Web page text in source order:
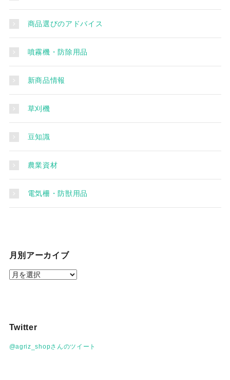
商品選びのアドバイス
噴霧機・防除用品
新商品情報
草刈機
豆知識
農業資材
電気柵・防獣用品
月別アーカイブ
月
イ
Twitter
@agriz_shopさんのツイート